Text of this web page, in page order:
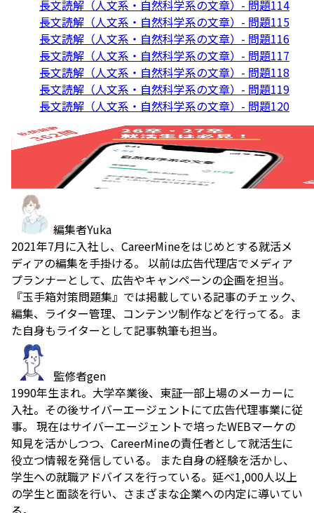
長文読解（人文系・自然科学系の文章）- 問題114
長文読解（人文系・自然科学系の文章）- 問題115
長文読解（人文系・自然科学系の文章）- 問題116
長文読解（人文系・自然科学系の文章）- 問題117
長文読解（人文系・自然科学系の文章）- 問題118
長文読解（人文系・自然科学系の文章）- 問題119
長文読解（人文系・自然科学系の文章）- 問題120
編集者Yuka
2021年7月に入社し、CareerMineをはじめとする就活メ
ディアの編集を手掛ける。 以前は広告代理店でメディア
プランナーとして、広告やキャンペーンの企画を担当。
『玉手箱対策問題集』では掲載している記事のチェック、
編集、ライター管理、コンテンツ制作などを行ってる。ま
た自身もライターとして記事執筆も担当。
監修者gen
1990年生まれ。大学卒業後、東証一部上場のメーカーに
入社。その後サイバーエージェントにて広告代理事業に従
事。 現在はサイバーエージェントで培ったWEBマーケの
知見を活かしつつ、CareerMineの責任者として就活生に
役立つ情報を発信している。 また自身の経験を活かし、
学生への就職アドバイスを行っている。延べ1,000人以上
の学生と面談を行い、さまざまな企業への内定に導いてい